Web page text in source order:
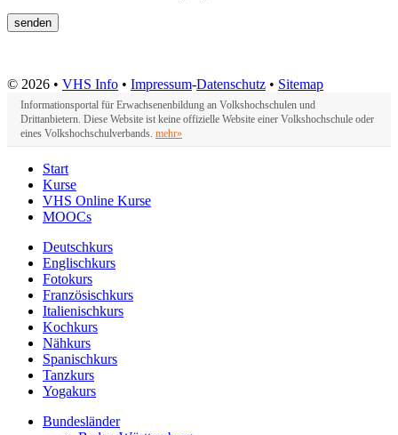
© 2026 • VHS Info • Impressum-Datenschutz • Sitemap
Informationsportal für Erwachsenenbildung an Volkshochschulen und
Drittanbietern. Diese Website ist keine offizielle Website einer Volkshochschule oder
eines Volkshochschulverbands. mehr»
Start
Kurse
VHS Online Kurse
MOOCs
Deutschkurs
Englischkurs
Fotokurs
Französischkurs
Italienischkurs
Kochkurs
Nähkurs
Spanischkurs
Tanzkurs
Yogakurs
Bundesländer